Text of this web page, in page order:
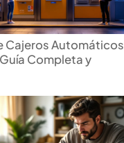
Cajeros Automáticos
Completa y